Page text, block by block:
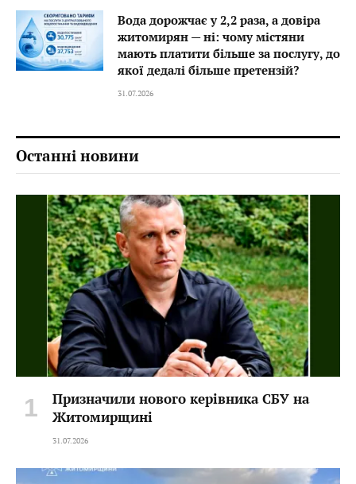
Вода дорожчає у 2,2 раза, а довіра
житомирян — ні: чому містяни
мають платити більше за послугу, до
якої дедалі більше претензій?
31.07.2026
Останні новини
Призначили нового керівника СБУ на
Житомирщині
31.07.2026